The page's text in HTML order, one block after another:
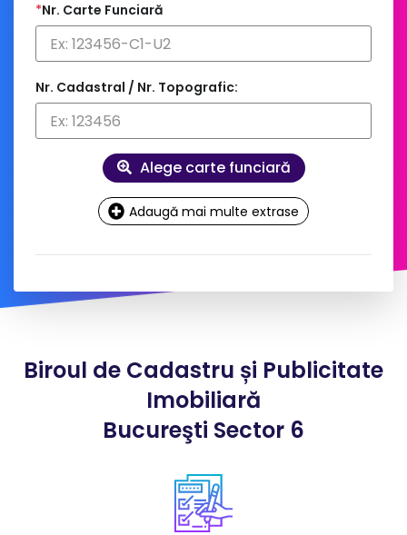
*Nr. Carte Funciară
Nr. Cadastral / Nr. Topografic:
Alege carte funciară
Adaugă mai multe extrase
Datecontact și facturare
*Nume client:
Biroul de Cadastru și Publicitate
Imobiliară
Bucureşti Sector 6